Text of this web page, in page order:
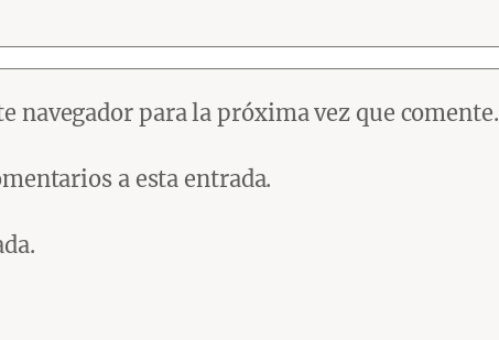
navegador para la próxima vez que comente.
a esta entrada.